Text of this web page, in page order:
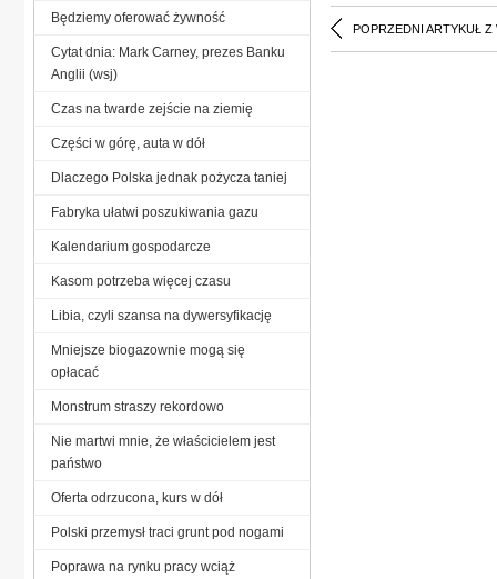
POPRZEDNI ARTYKUŁ Z
Będziemy oferować żywność
Cytat dnia: Mark Carney, prezes Banku
Anglii (wsj)
Czas na twarde zejście na ziemię
Części w górę, auta w dół
Dlaczego Polska jednak pożycza taniej
Fabryka ułatwi poszukiwania gazu
Kalendarium gospodarcze
Kasom potrzeba więcej czasu
Libia, czyli szansa na dywersyfikację
Mniejsze biogazownie mogą się
opłacać
Monstrum straszy rekordowo
Nie martwi mnie, że właścicielem jest
państwo
Oferta odrzucona, kurs w dół
Polski przemysł traci grunt pod nogami
Poprawa na rynku pracy wciąż